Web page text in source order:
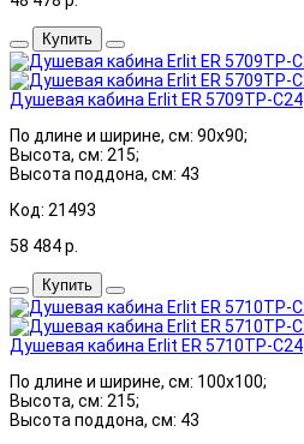
Купить
Душевая кабина Erlit ER 5709TP-C24
По длине и ширине, см: 90x90;
Высота, см: 215;
Высота поддона, см: 43
Код: 21493
58 484р.
Купить
Душевая кабина Erlit ER 5710TP-C24
По длине и ширине, см: 100x100;
Высота, см: 215;
Высота поддона, см: 43